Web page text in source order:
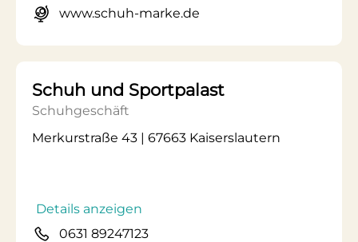
www.schuh-marke.de
Schuh und Sportpalast
Schuhgeschäft
Merkurstraße 43 | 67663 Kaiserslautern
Details anzeigen
0631 89247123